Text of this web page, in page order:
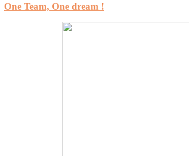
One Team, One dream !